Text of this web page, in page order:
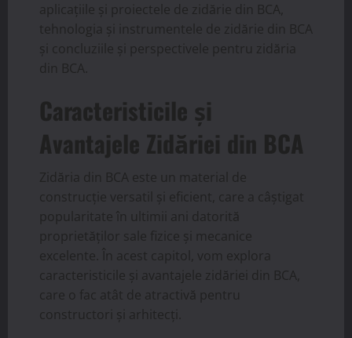
aplicațiile și proiectele de zidărie din BCA,
tehnologia și instrumentele de zidărie din BCA
și concluziile și perspectivele pentru zidăria
din BCA.
Caracteristicile și
Avantajele Zidăriei din BCA
Zidăria din BCA este un material de
construcție versatil și eficient, care a câștigat
popularitate în ultimii ani datorită
proprietăților sale fizice și mecanice
excelente. În acest capitol, vom explora
caracteristicile și avantajele zidăriei din BCA,
care o fac atât de atractivă pentru
constructori și arhitecți.